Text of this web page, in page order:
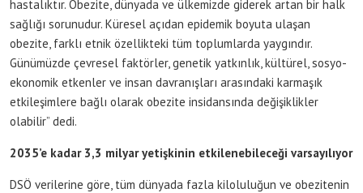
hastalıktır. Obezite, dünyada ve ülkemizde giderek artan bir halk
sağlığı sorunudur. Küresel açıdan epidemik boyuta ulaşan
obezite, farklı etnik özellikteki tüm toplumlarda yaygındır.
Günümüzde çevresel faktörler, genetik yatkınlık, kültürel, sosyo-
ekonomik etkenler ve insan davranışları arasındaki karmaşık
etkileşimlere bağlı olarak obezite insidansında değişiklikler
olabilir” dedi.
2035’e kadar 3,3 milyar yetişkinin etkilenebileceği varsayılıyor
DSÖ verilerine göre, tüm dünyada fazla kiloluluğun ve obezitenin